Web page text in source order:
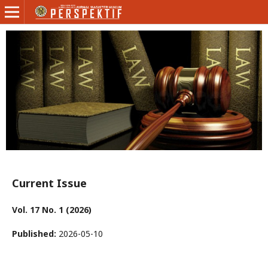
Current Issue
Vol. 17 No. 1 (2026)
Published: 2026-05-10